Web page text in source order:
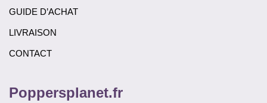
GUIDE D’ACHAT
LIVRAISON
CONTACT
Poppersplanet.fr